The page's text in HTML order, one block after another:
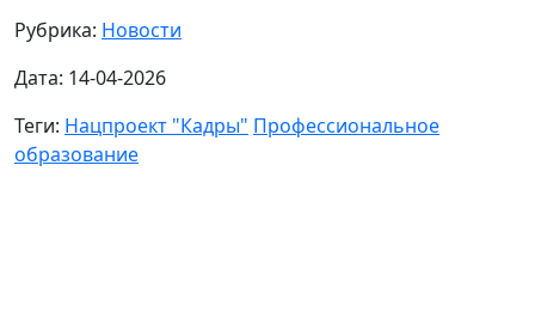
Рубрика: Новости
Дата: 14-04-2026
Теги: Нацпроект "Кадры" Профессиональное
образование